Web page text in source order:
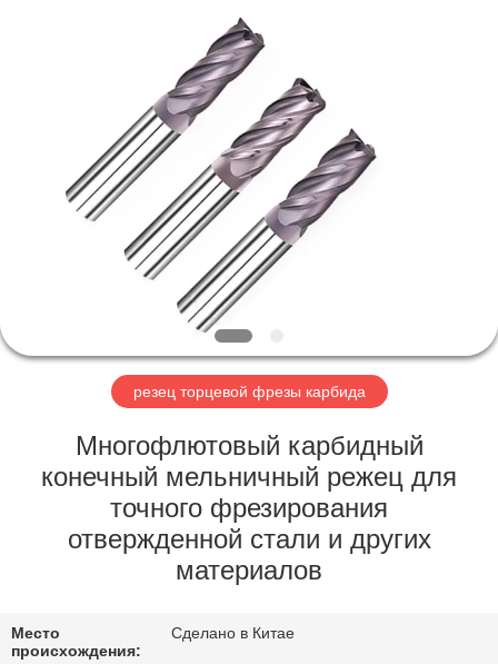
ПРОДУКТЫ
ПУТЕШЕСТВИЕ
ФАБРИКИ
ПРОВЕРКА
КАЧЕСТВА
СВЯЖИТЕСЬ
резец торцевой фрезы карбида
Многофлютовый карбидный
конечный мельничный режец для
точного фрезирования
отвержденной стали и других
материалов
Место
происхождения:
Сделано в Китае